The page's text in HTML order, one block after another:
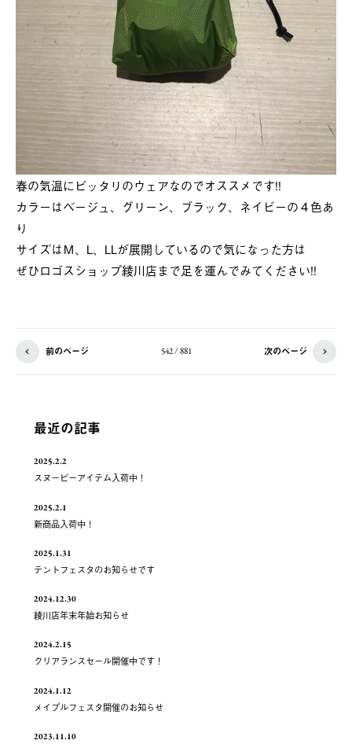
春の気温にピッタリのウェアなのでオススメです!!
カラーはベージュ、グリーン、ブラック、ネイビーの４色あ
り
サイズはМ、L、LLが展開しているので気になった方は
ぜひロゴスショップ綾川店まで足を運んでみてください!!
前のページ 542 / 881 次のページ
最近の記事
2025.2.2
スヌーピーアイテム入荷中！
2025.2.1
新商品入荷中！
2025.1.31
テントフェスタのお知らせです
2024.12.30
綾川店年末年始お知らせ
2024.2.15
クリアランスセール開催中です！
2024.1.12
メイプルフェスタ開催のお知らせ
2023.11.10